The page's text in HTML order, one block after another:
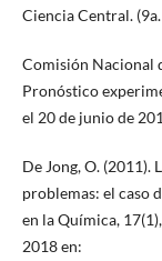
Ciencia Central.
Comisión Nacional
Pronóstico
el 20 de junio de
De Jong, O. (2011).
problemas: el caso
en la Química,
2018 en: